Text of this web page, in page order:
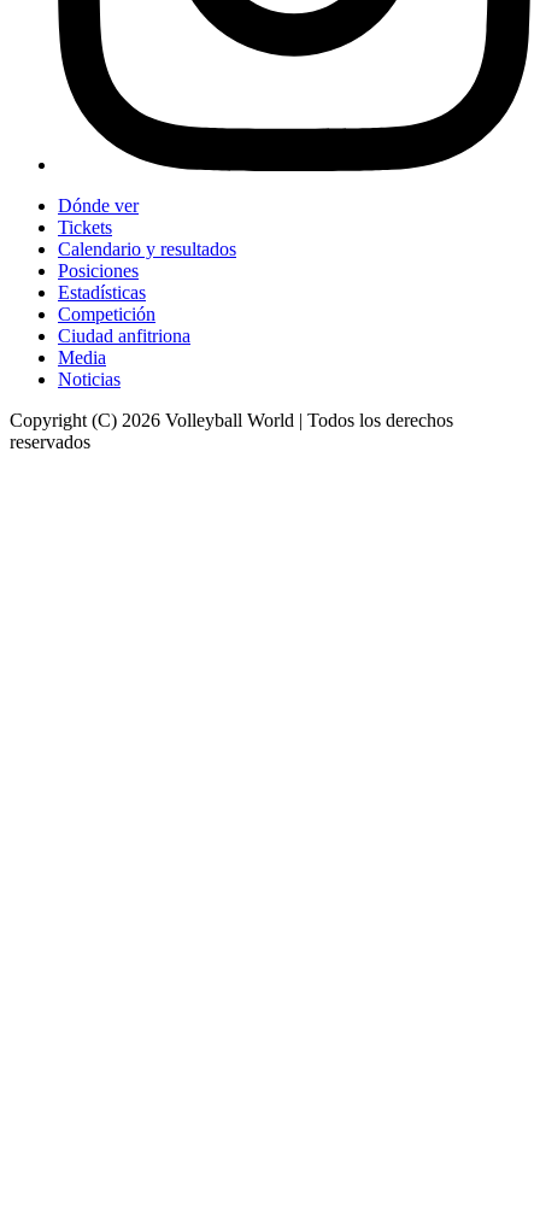
Dónde ver
Tickets
Calendario y resultados
Posiciones
Estadísticas
Competición
Ciudad anfitriona
Media
Noticias
Copyright (C) 2026 Volleyball World | Todos los derechos
reservados